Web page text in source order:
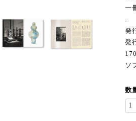
一
発
発
ソ
数